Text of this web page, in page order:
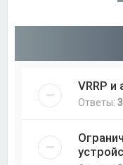
VRRP
Ответы:3